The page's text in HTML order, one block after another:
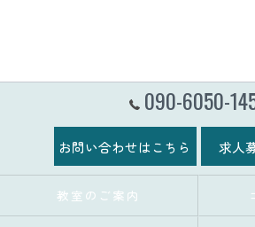
090-6050-
お問い合わせはこちら 求人
教室のご案内